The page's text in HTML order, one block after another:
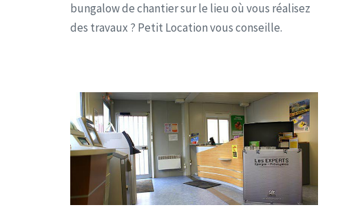
bungalow de chantier sur le lieu où vous réalisez
des travaux ? Petit Location vous conseille.